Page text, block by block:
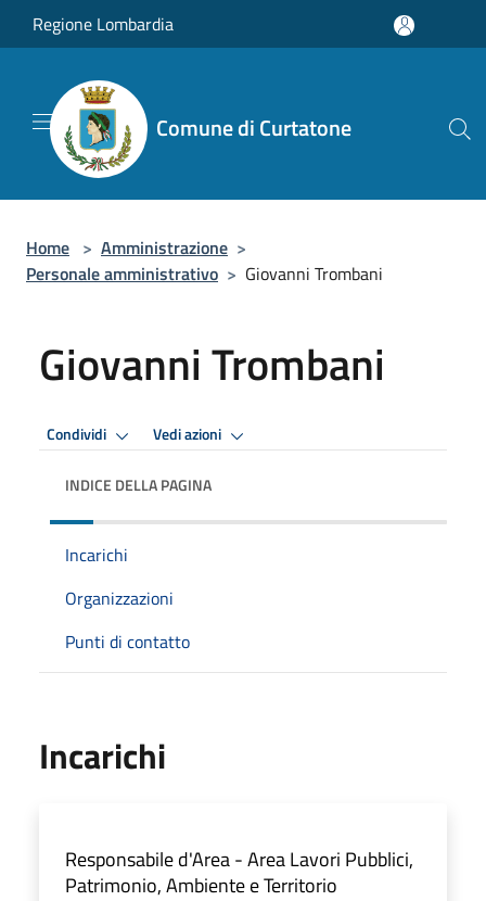
Salta al contenuto principale
Regione Lombardia
Comune di Curtatone
Home > Amministrazione >
Personale amministrativo > Giovanni Trombani
Giovanni Trombani
Condividi Vedi azioni
INDICE DELLA PAGINA
Incarichi
Organizzazioni
Punti di contatto
Incarichi
Responsabile d'Area - Area Lavori Pubblici,
Patrimonio, Ambiente e Territorio